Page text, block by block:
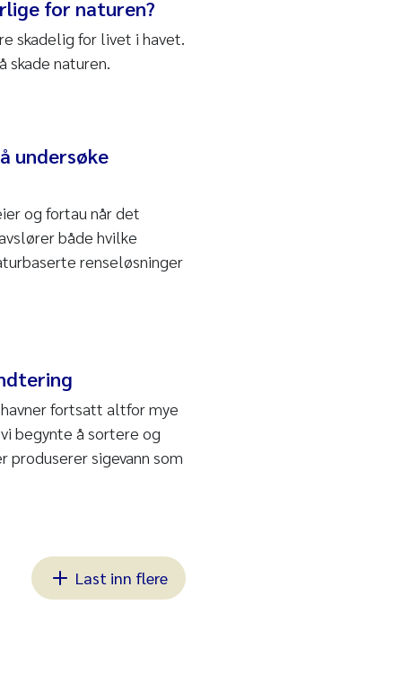
for naturen?
skadelig for livet i havet.
skade naturen.
undersøke
og fortau når det
både hvilke
renseløsninger
fortsatt altfor mye
begynte å sortere og
produserer sigevann som
Last inn flere